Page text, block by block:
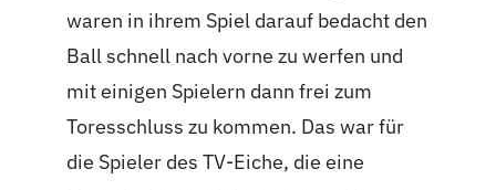
waren in ihrem Spiel darauf bedacht den
Ball schnell nach vorne zu werfen und
mit einigen Spielern dann frei zum
Toresschluss zu kommen. Das war für
die Spieler des TV-Eiche, die eine